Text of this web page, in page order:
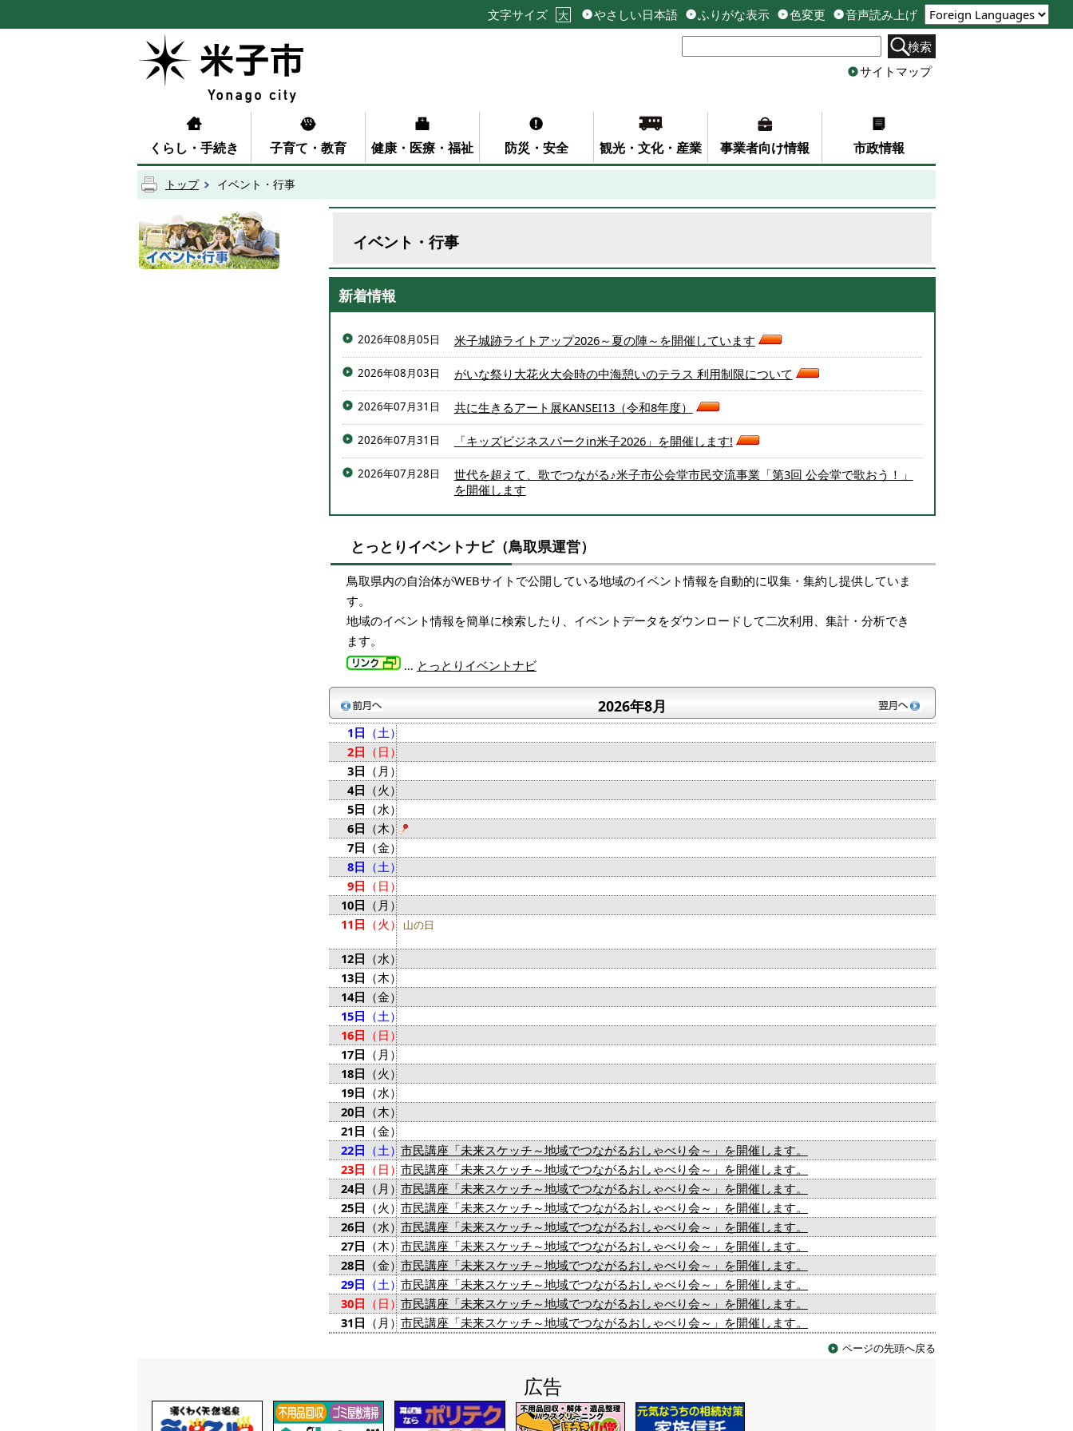
文字サイズ 大 やさしい日本語 ふりがな表示 色変更
音声読み上げ
検索
サイトマップ
くらし・手続き 子育て・教育 健康・医療・福祉 防災・安全 観光・文化・産業 事業者向け情報 市政情報
トップ イベント・行事
イベント・行事
新着情報
2026年08月05日 米子城跡ライトアップ2026～夏の陣～を開催しています
2026年08月03日 がいな祭り大花火大会時の中海憩いのテラス 利用制限について
2026年07月31日 共に生きるアート展KANSEI13（令和8年度）
2026年07月31日 「キッズビジネスパークin米子2026」を開催します!
2026年07月28日
世代を超えて、歌でつながる♪米子市公会堂市民交流事業「第3回 公会堂で歌おう！」
を開催します
とっとりイベントナビ（鳥取県運営）
鳥取県内の自治体がWEBサイトで公開している地域のイベント情報を自動的に収集・集約し提供していま
す。
地域のイベント情報を簡単に検索したり、イベントデータをダウンロードして二次利用、集計・分析でき
ます。
… とっとりイベントナビ
2026年8月
1日 （土）
2日 （日）
3日 （月）
4日 （火）
5日 （水）
6日 （木）
7日 （金）
8日 （土）
9日 （日）
10日 （月）
11日 （火） 山の日
12日 （水）
13日 （木）
14日 （金）
15日 （土）
16日 （日）
17日 （月）
18日 （火）
19日 （水）
20日 （木）
21日 （金）
22日 （土）市民講座「未来スケッチ～地域でつながるおしゃべり会～」を開催します。
23日 （日）市民講座「未来スケッチ～地域でつながるおしゃべり会～」を開催します。
24日 （月）市民講座「未来スケッチ～地域でつながるおしゃべり会～」を開催します。
25日 （火）市民講座「未来スケッチ～地域でつながるおしゃべり会～」を開催します。
26日 （水）市民講座「未来スケッチ～地域でつながるおしゃべり会～」を開催します。
27日 （木）市民講座「未来スケッチ～地域でつながるおしゃべり会～」を開催します。
28日 （金）市民講座「未来スケッチ～地域でつながるおしゃべり会～」を開催します。
29日 （土）市民講座「未来スケッチ～地域でつながるおしゃべり会～」を開催します。
30日 （日）市民講座「未来スケッチ～地域でつながるおしゃべり会～」を開催します。
31日 （月）市民講座「未来スケッチ～地域でつながるおしゃべり会～」を開催します。
ページの先頭へ戻る
広告